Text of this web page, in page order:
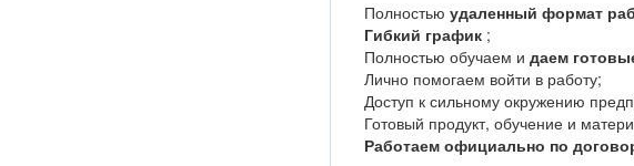
Полностью удаленный формат
Гибкий график ;
Полностью обучаем и даем
Лично помогаем войти в работу;
Доступ к сильному окружению
Готовый продукт, обучение и
Работаем официально по